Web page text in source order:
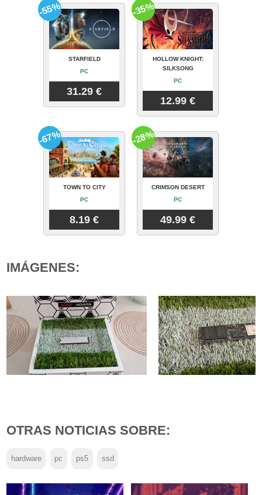
STARFIELD
PC
31.29 €
-55%
HOLLOW KNIGHT:
SILKSONG
PC
12.99 €
-35%
TOWN TO CITY
PC
8.19 €
-67%
CRIMSON DESERT
PC
49.99 €
-28%
IMÁGENES:
OTRAS NOTICIAS SOBRE:
hardware pc ps5 ssd